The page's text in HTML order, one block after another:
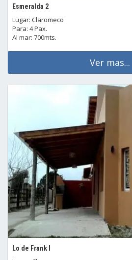
Esmeralda 2
Lugar: Claromeco
Para: 4 Pax.
Al mar: 700mts.
Ver mas...
Lo de Frank I